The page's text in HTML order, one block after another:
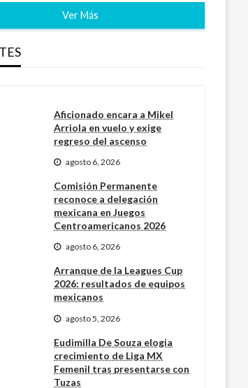
Ver Más
Aficionado encara a Mikel
Arriola en vuelo y exige
regreso del ascenso
agosto 6, 2026
Comisión Permanente
reconoce a delegación
mexicana en Juegos
Centroamericanos 2026
agosto 6, 2026
Arranque de la Leagues Cup
2026: resultados de equipos
mexicanos
agosto 5, 2026
Eudimilla De Souza elogia
crecimiento de Liga MX
Femenil tras presentarse con
Tuzas